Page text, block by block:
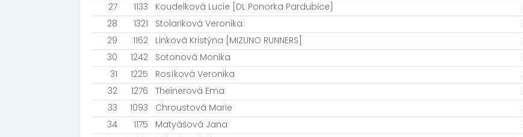
27
1133 Koudelková Lucie [DL Ponorka Pardubice]
28
1321 Stolariková Veronika
29
1162 Linková Kristýna [MIZUNO RUNNERS]
30
1242 Sotonová Monika
31
1225 Rosíková Veronika
32
1276 Theinerová Ema
33
1093 Chroustová Marie
34
1175 Matyášová Jana